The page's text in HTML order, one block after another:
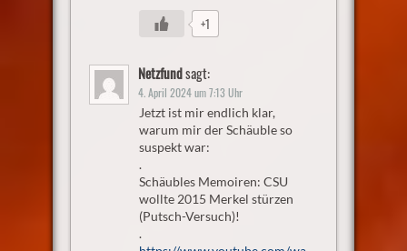
+1
Netzfundsagt:
4. April 2024 um 7:13 Uhr
Jetzt ist mir endlich klar,
warum mir der Schäuble so
suspekt war:
.
Schäubles Memoiren: CSU
wollte 2015 Merkel stürzen
(Putsch-Versuch)!
.